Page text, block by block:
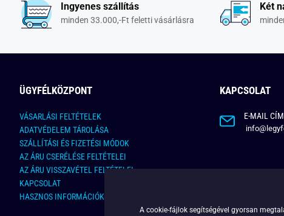
Ingyenes szállítás
minden 33.000,-Ft feletti vásárlásra
Két
ÜGYFÉLKÖZPONT
VÁSARLÁSI FELTÉTELEK
ADATVÉDELEM TÁROLÁSA
SZÁLLÍTÁSI ÉS FIZETÉSI MÓDOK
AZ ÁRU CSERÉLÉSE FELTÉTELEI
AZ ÁRU VISSZAVÉTEL FELTÉTELEI
KAPCSOLAT
HASZNOS INFORMÁCIÓK
KAPCSOLAT
E-MAIL
A cookie-fájlok segítségével gyorsan